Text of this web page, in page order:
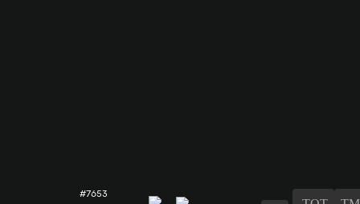
#7653